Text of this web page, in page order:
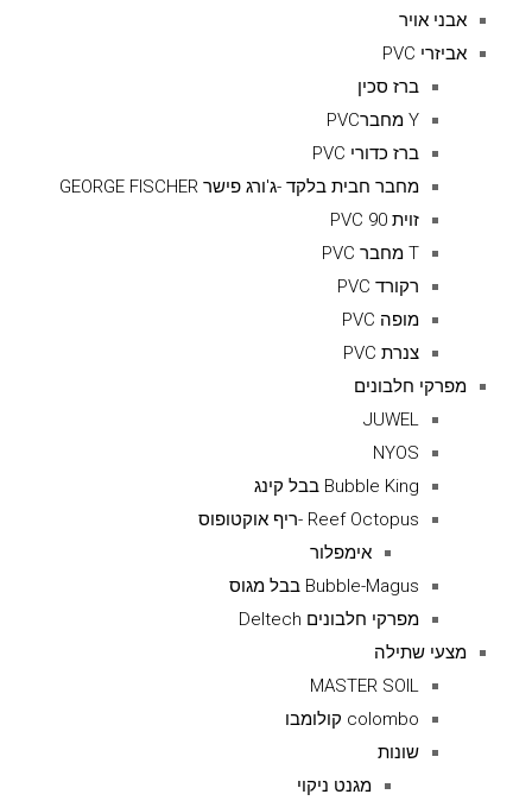
אבני אויר
אביזרי PVC
ברז סכין
Y מחברPVC
ברז כדורי PVC
מחבר חבית בלקד -ג'ורג פישר GEORGE FISCHER
זוית 90 PVC
T מחבר PVC
רקורד PVC
מופה PVC
צנרת PVC
מפרקי חלבונים
JUWEL
NYOS
Bubble King בבל קינג
Reef Octopus -ריף אוקטופוס
אימפלור
Bubble-Magus בבל מגוס
מפרקי חלבונים Deltech
מצעי שתילה
MASTER SOIL
colombo קולומבו
שונות
מגנט ניקוי